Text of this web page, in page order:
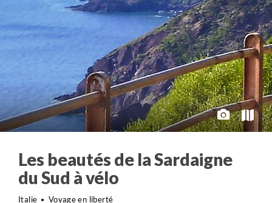
Les beautés de la Sardaigne
du Sud à vélo
Italie Voyage en liberté